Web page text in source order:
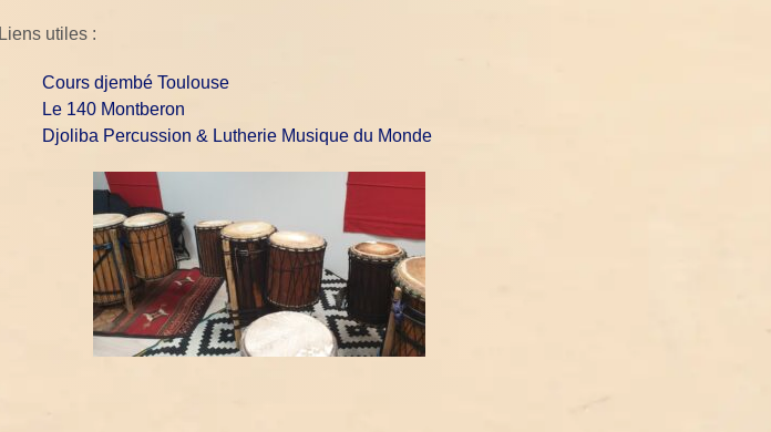
Liens utiles :
Cours djembé Toulouse
Le 140 Montberon
Djoliba Percussion & Lutherie Musique du Monde